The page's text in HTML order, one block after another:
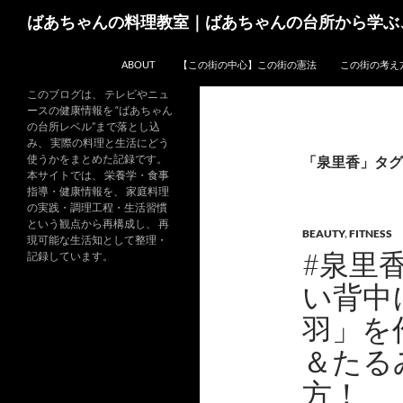
ばあちゃんの料理教室｜ばあちゃんの台所から学
ABOUT 【この街の中心】この街の憲法 この街の考え
「泉里香」タ
BEAUTY,FITNESS
#泉里
い背中
羽」を
＆た
方！
このブログは、 テレビやニュ
ースの健康情報を “ばあちゃん
の台所レベル”まで落とし込
み、 実際の料理と生活にどう
使うかをまとめた記録です。
本サイトでは、 栄養学・食事
指導・健康情報を、 家庭料理
の実践・調理工程・生活習慣
という観点から再構成し、 再
現可能な生活知として整理・
記録しています。